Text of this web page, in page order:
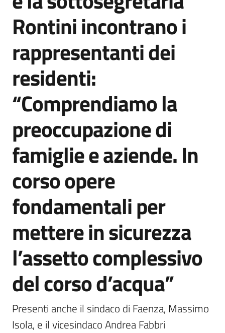
Rontini incontrano i
rappresentanti dei
residenti:
“Comprendiamo la
preoccupazione di
famiglie e aziende. In
corso opere
fondamentali per
mettere in sicurezza
l’assetto complessivo
del corso d’acqua”
Presenti anche il sindaco di Faenza, Massimo
Isola, e il vicesindaco Andrea Fabbri